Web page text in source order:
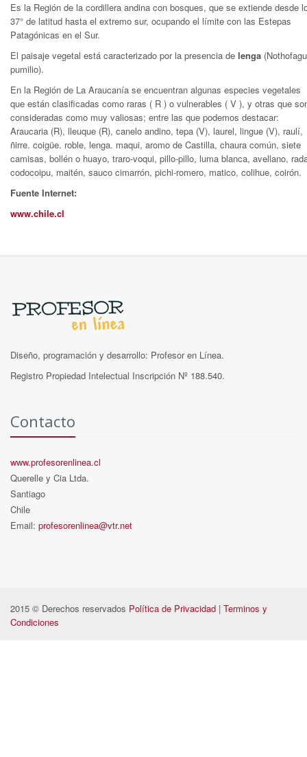
Es la Región de la cordillera andina con bosques, que se extiende desde
37° de latitud hasta el extremo sur, ocupando el límite con las Estepas
Patagónicas en el Sur.
El paisaje vegetal está caracterizado por la presencia de lenga
pumilio).
En la Región de La Araucanía se encuentran algunas especies vegetales
que están clasificadas como raras ( R ) o vulnerables ( V ), y otras que
consideradas como muy valiosas; entre las que podemos destacar:
Araucaria (R), lleuque (R), canelo andino, tepa (V), laurel, lingue (V), raulí,
ñirre. coigüe. roble, lenga. maqui, aromo de Castilla, chaura común, siete
camisas, bollén o huayo, traro-voqui, pillo-pillo, luma blanca, avellano,
codocoipu, maitén, sauco cimarrón, pichi-romero, matico, colihue, coirón.
Fuente Internet:
www.chile.cl
Diseño, programación y desarrollo: Profesor en Línea.
Registro Propiedad Intelectual Inscripción Nº 188.540.
Contacto
www.profesorenlinea.cl
Querelle y Cia Ltda.
Santiago
Chile
Email: profesorenlinea@vtr.net
2015 © Derechos reservados Política de Privacidad | Terminos y
Condiciones